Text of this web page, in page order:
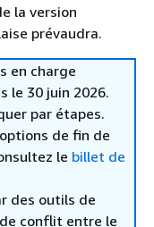
la version
prévaudra.
en charge
le 30 juin 2026.
par étapes.
de fin de
le billet de
des outils de
conflit entre le